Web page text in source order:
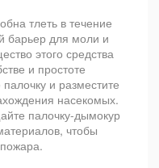
тлеть в течение
барьер для моли и
этого средства
и простоте
и разместите
насекомых.
палочку-дымокур
чтобы